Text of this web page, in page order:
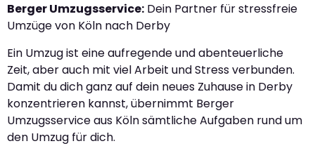
Berger Umzugsservice: Dein Partner für stressfreie
Umzüge von Köln nach Derby
Ein Umzug ist eine aufregende und abenteuerliche
Zeit, aber auch mit viel Arbeit und Stress verbunden.
Damit du dich ganz auf dein neues Zuhause in Derby
konzentrieren kannst, übernimmt Berger
Umzugsservice aus Köln sämtliche Aufgaben rund um
den Umzug für dich.